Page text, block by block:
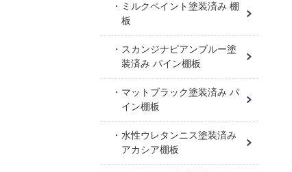
ミルクペイント塗装済み 棚
板
スカンジナビアンブルー塗
装済み パイン棚板
マットブラック塗装済み パ
イン棚板
水性ウレタンニス塗装済み
アカシア棚板